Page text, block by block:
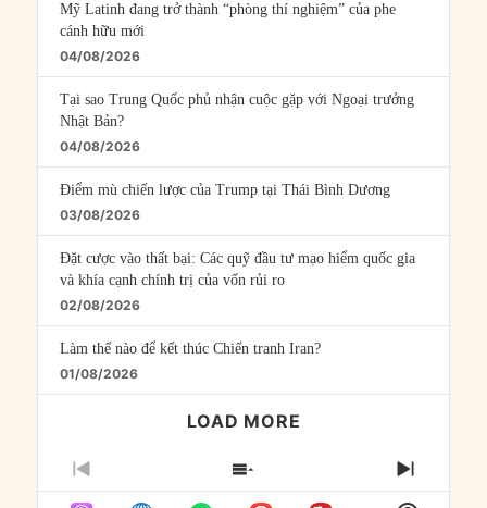
Mỹ Latinh đang trở thành “phòng thí nghiệm” của phe
cánh hữu mới
04/08/2026
Tại sao Trung Quốc phủ nhận cuộc gặp với Ngoại trưởng
Nhật Bản?
04/08/2026
Điểm mù chiến lược của Trump tại Thái Bình Dương
03/08/2026
Đặt cược vào thất bại: Các quỹ đầu tư mạo hiểm quốc gia
và khía cạnh chính trị của vốn rủi ro
02/08/2026
Làm thế nào để kết thúc Chiến tranh Iran?
01/08/2026
LOAD MORE
PREVIOUS
EPISODE
SHOW
EPISODES
NEXT